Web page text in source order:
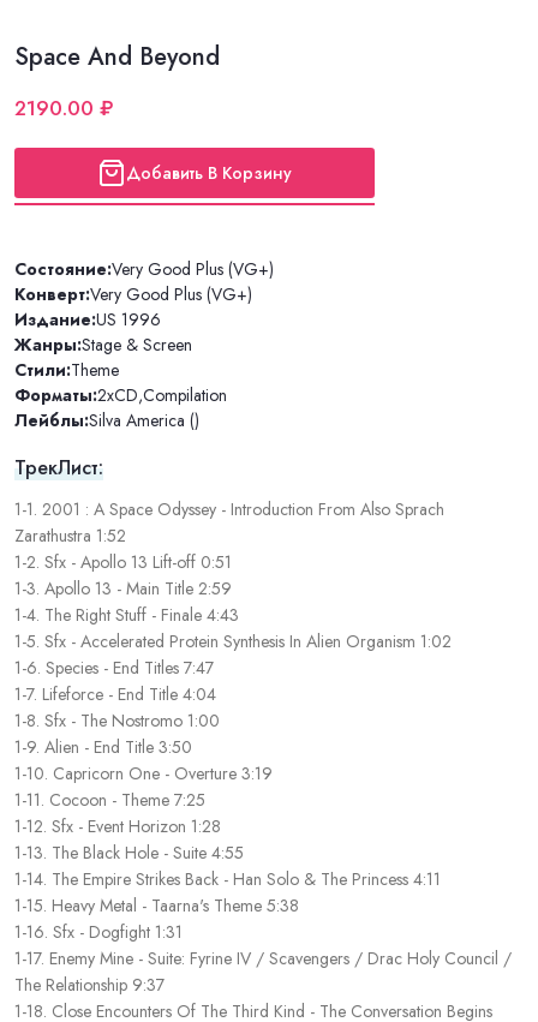
Space And Beyond
2190.00 ₽
Добавить В Корзину
Состояние:Very Good Plus (VG+)
Конверт:Very Good Plus (VG+)
Издание:US 1996
Жанры:Stage & Screen
Стили:Theme
Форматы:2xCD,Compilation
Лейблы:Silva America ()
ТрекЛист:
1-1. 2001 : A Space Odyssey - Introduction From Also Sprach
Zarathustra 1:52
1-2. Sfx - Apollo 13 Lift-off 0:51
1-3. Apollo 13 - Main Title 2:59
1-4. The Right Stuff - Finale 4:43
1-5. Sfx - Accelerated Protein Synthesis In Alien Organism 1:02
1-6. Species - End Titles 7:47
1-7. Lifeforce - End Title 4:04
1-8. Sfx - The Nostromo 1:00
1-9. Alien - End Title 3:50
1-10. Capricorn One - Overture 3:19
1-11. Cocoon - Theme 7:25
1-12. Sfx - Event Horizon 1:28
1-13. The Black Hole - Suite 4:55
1-14. The Empire Strikes Back - Han Solo & The Princess 4:11
1-15. Heavy Metal - Taarna's Theme 5:38
1-16. Sfx - Dogfight 1:31
1-17. Enemy Mine - Suite: Fyrine IV / Scavengers / Drac Holy Council /
The Relationship 9:37
1-18. Close Encounters Of The Third Kind - The Conversation Begins